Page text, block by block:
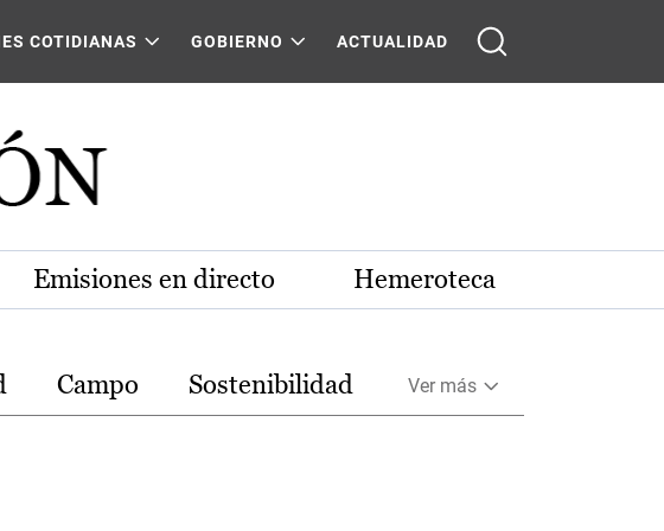
COTIDIANAS GOBIERNO ACTUALIDAD
Emisiones en directo Hemeroteca
Campo Sostenibilidad Ver más